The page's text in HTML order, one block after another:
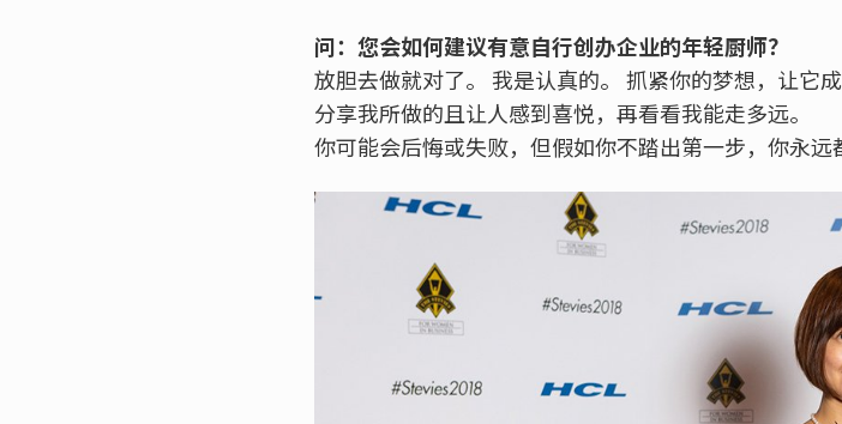
问：您会如何建议有意自行创办企业的年轻厨师？
放胆去做就对了。 我是认真的。 抓紧你的梦想，让它
分享我所做的且让人感到喜悦，再看看我能走多远。
你可能会后悔或失败，但假如你不踏出第一步，你永远